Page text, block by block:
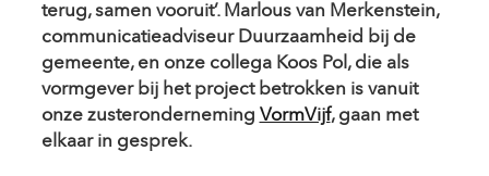
terug, samen vooruit’. Marlous van Merkenstein,
communicatieadviseur Duurzaamheid bij de
gemeente, en onze collega Koos Pol, die als
vormgever bij het project betrokken is vanuit
onze zusteronderneming VormVijf, gaan met
elkaar in gesprek.